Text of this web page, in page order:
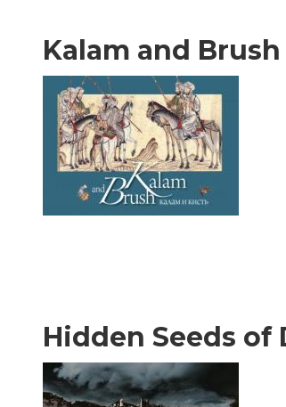
Kalam and Brush
Hidden Seeds of